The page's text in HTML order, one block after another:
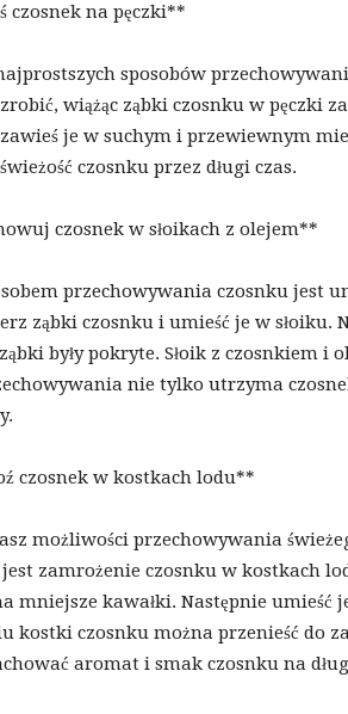
czosnek na pęczki**
sposobów
wiążąc ząbki czosnku w pęczki
je w suchym i przewiewnym
czosnku przez długi czas.
czosnek w słoikach z olejem**
przechowywania czosnku jest
ząbki czosnku i umieść je w
były pokryte. Słoik z czosnkiem
nie tylko utrzyma
czosnek w kostkach lodu**
możliwości przechowywania
jest zamrożenie czosnku w kostkach
mniejsze kawałki. Następnie umieść
kostki czosnku można przenieść do
aromat i smak czosnku na